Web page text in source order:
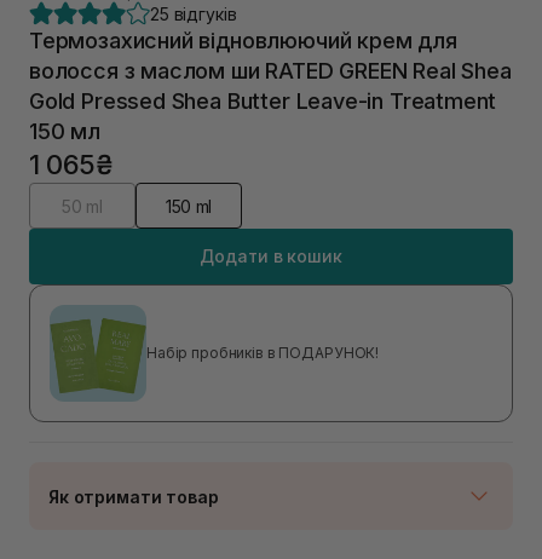
25 відгуків
Термозахисний відновлюючий крем для
волосся з маслом ши RATED GREEN Real Shea
Gold Pressed Shea Butter Leave-in Treatment
150 мл
1 065₴
50 ml 150 ml
Додати в кошик
Набір пробників в ПОДАРУНОК!
Як отримати товар